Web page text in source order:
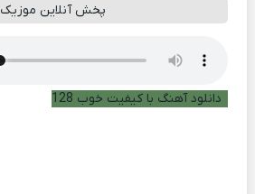
پخش آنلاین موزیک
دانلود آهنگ با کیفیت خوب 128